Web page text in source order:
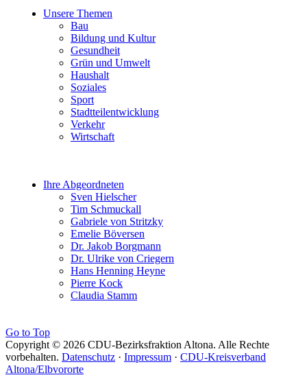
Unsere Themen
Bau
Bildung und Kultur
Gesundheit
Grün und Umwelt
Haushalt
Soziales
Sport
Stadtteilentwicklung
Verkehr
Wirtschaft
Ihre Abgeordneten
Sven Hielscher
Tim Schmuckall
Gabriele von Stritzky
Emelie Böversen
Dr. Jakob Borgmann
Dr. Ulrike von Criegern
Hans Henning Heyne
Pierre Kock
Claudia Stamm
Go to Top
Copyright © 2026 CDU-Bezirksfraktion Altona. Alle Rechte
vorbehalten. Datenschutz · Impressum · CDU-Kreisverband
Altona/Elbvororte